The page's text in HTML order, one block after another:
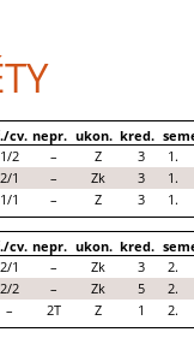
cv. nepr. ukon. kred.
1/2 – Z 3
1.
2/1 – Zk 3
1.
1/1 – Z 3 1.
cv. nepr. ukon. kred.
2/1 – Zk 3
2.
2/2 – Zk 5
2.
– 2T Z 1 2.